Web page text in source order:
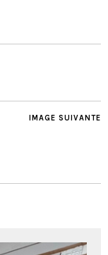
IMAGE SUIVANTE